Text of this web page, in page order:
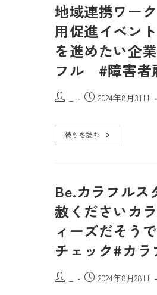
地域連携ワー
用促進イベン
を進めたい企
フル #障害
2024年8月31日
続きを読む
Be.カラフルス
赦くださいカ
ィーズだそう
チェック#カ
2024年8月28日